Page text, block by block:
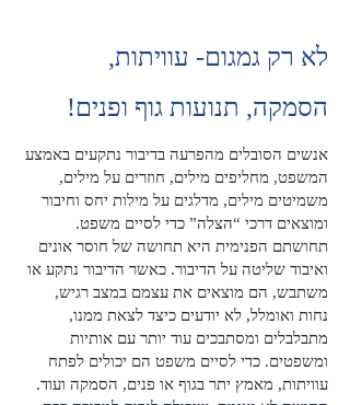
לא רק גמגום- עוויתות,
הסמקה, תנועות גוף ופנים!
אנשים הסובלים מהפרעה בדיבור נתקעים באמצע
המשפט, מחליפים מילים, חוזרים על מילים,
משמיטים מילים, מדלגים על מילות יחס וחיבור
ומוצאים דרכי “הצלה” כדי לסיים משפט.
תחושתם הפנימית היא תחושה של חוסר אונים
ואיבוד שליטה על הדיבור. כאשר הדיבור נתקע או
משתבש, הם מוצאים את עצמם במצב רגיש,
נחות ואומלל, לא יודעים כיצד לצאת ממנו,
מתבלבלים ומסתבכים עוד יותר עם אותיות
ומשפטים. כדי לסיים משפט הם יכולים לפתח
עוויתות, מאמץ יתר בגוף או פנים, הסמקה ועוד.